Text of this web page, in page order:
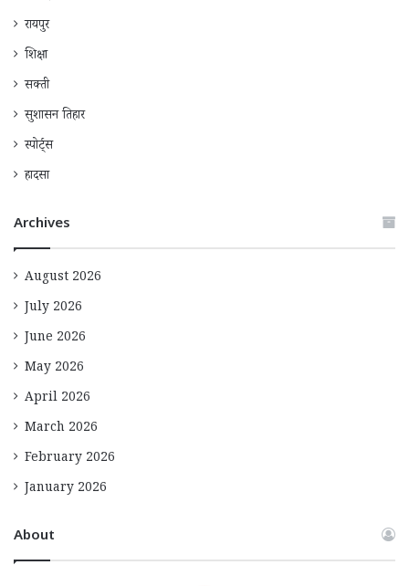
रायपुर
शिक्षा
सक्ती
सुशासन तिहार
स्पोर्ट्स
हादसा
Archives
August 2026
July 2026
June 2026
May 2026
April 2026
March 2026
February 2026
January 2026
About